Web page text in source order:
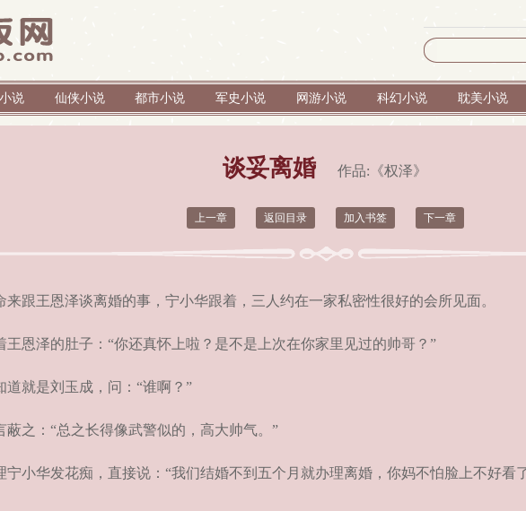
说 仙侠小说 都市小说 军史小说 网游小说 科幻小说 耽美小说
谈妥离婚 作品:《权泽》
上一章 返回目录 加入书签 下一章
跟王恩泽谈离婚的事，宁小华跟着，三人约在一家私密性很好的会所见面。
恩泽的肚子：“你还真怀上啦？是不是上次在你家里见过的帅哥？”
就是刘玉成，问：“谁啊？”
之：“总之长得像武警似的，高大帅气。”
小华发花痴，直接说：“我们结婚不到五个月就办理离婚，你妈不怕脸上不好看